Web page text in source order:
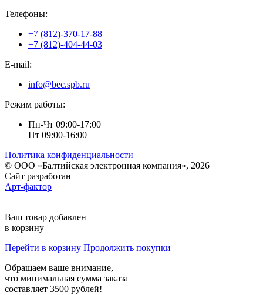
Телефоны:
+7 (812)-370-17-88
+7 (812)-404-44-03
E-mail:
info@bec.spb.ru
Режим работы:
Пн-Чт 09:00-17:00
Пт 09:00-16:00
Политика конфиденциальности
© ООО «Балтийская электронная компания», 2026
Сайт разработан
Арт-фактор
Ваш товар добавлен
в корзину
Перейти в корзину Продолжить покупки
Обращаем ваше внимание,
что минимальная сумма заказа
составляет 3500 рублей!